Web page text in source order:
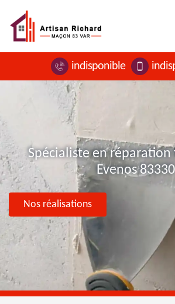
indisponible
Spécialiste en réparation
Evenos 83330
Nos réalisations